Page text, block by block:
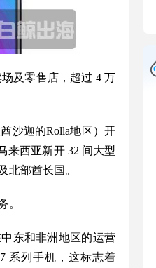
及零售店，超过 4 万
沙迦的Rolla地区）开
来西亚新开 32 间大型
北部酋长国。
。
东和非洲地区的运营
系列手机，这标志着